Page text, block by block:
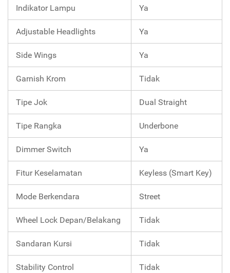
Indikator Lampu Ya
Adjustable Headlights Ya
Side Wings Ya
Garnish Krom Tidak
Tipe Jok Dual Straight
Tipe Rangka Underbone
Dimmer Switch Ya
Fitur Keselamatan Keyless (Smart Key)
Mode Berkendara Street
Wheel Lock Depan/Belakang Tidak
Sandaran Kursi Tidak
Stability Control Tidak